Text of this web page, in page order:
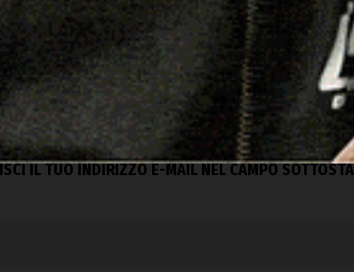
AGGIORNAMENTI DI LOGUDOROLIVE NELLA TUA
IL TUO INDIRIZZO E-MAIL NEL CAMPO